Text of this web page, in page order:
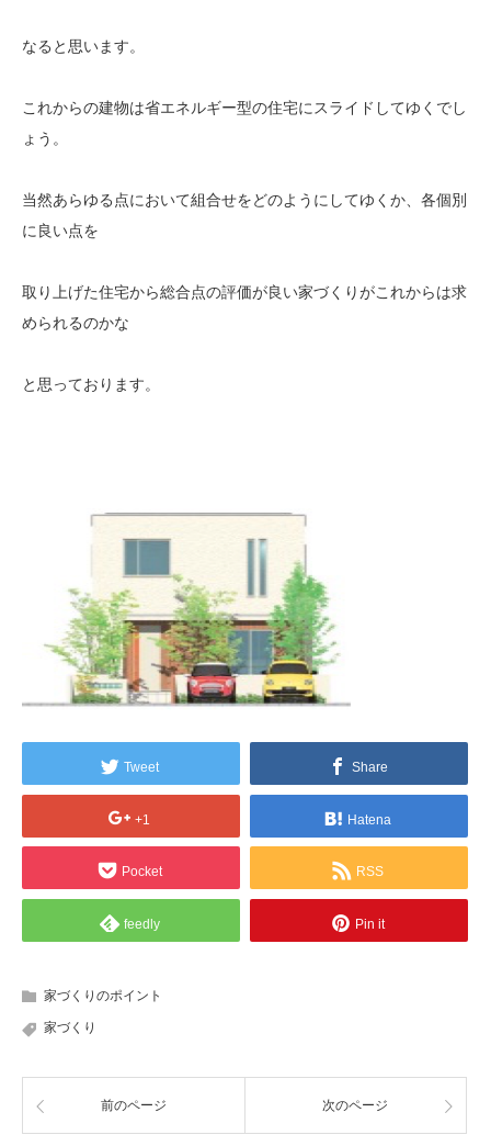
なると思います。
これからの建物は省エネルギー型の住宅にスライドしてゆくでし
ょう。
当然あらゆる点において組合せをどのようにしてゆくか、各個別
に良い点を
取り上げた住宅から総合点の評価が良い家づくりがこれからは求
められるのかな
と思っております。
Tweet Share
+1 Hatena
Pocket RSS
feedly Pin it
家づくりのポイント
家づくり
前のページ 次のページ